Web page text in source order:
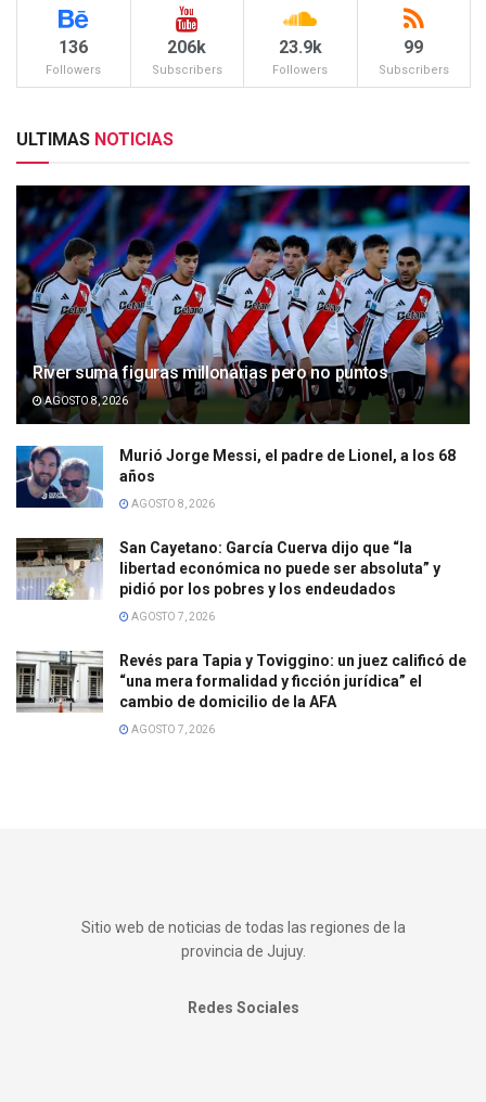
136
Followers
206k
Subscribers
23.9k
Followers
99
Subscribers
ULTIMAS NOTICIAS
River suma figuras millonarias pero no puntos
AGOSTO 8, 2026
Murió Jorge Messi, el padre de Lionel, a los 68
años
AGOSTO 8, 2026
San Cayetano: García Cuerva dijo que “la
libertad económica no puede ser absoluta” y
pidió por los pobres y los endeudados
AGOSTO 7, 2026
Revés para Tapia y Toviggino: un juez calificó de
“una mera formalidad y ficción jurídica” el
cambio de domicilio de la AFA
AGOSTO 7, 2026
Sitio web de noticias de todas las regiones de la
provincia de Jujuy.
Redes Sociales